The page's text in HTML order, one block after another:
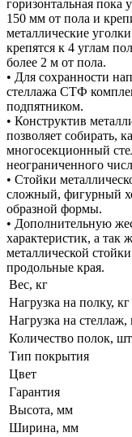
горизонтальная пока
150 мм от пола и
металлические
крепятся к 4 углам
более 2 м от пола.
• Для сохранности
стеллажа СТФ
подпятником.
• Конструктив
позволяет собирать,
многосекционный
неограниченного
• Стойки
сложный, фигурный
образной формы.
• Дополнительную
характеристик, а так
металлической
продольные края.
Вес, кг
Нагрузка на полку, кг
Нагрузка на стеллаж,
Количество полок, шт
Тип покрытия
Цвет
Гарантия
Высота, мм
Ширина, мм